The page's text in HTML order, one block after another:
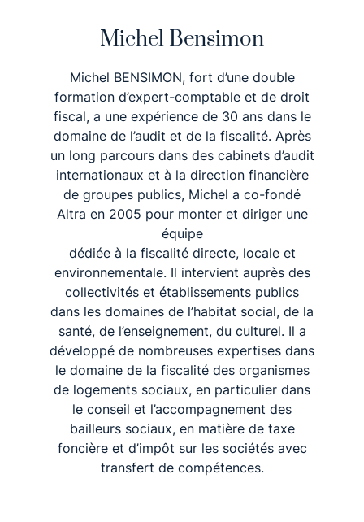
formation d’expert-comptable et de droit
domaine de l’audit et de la fiscalité. Après
un long parcours dans des cabinets d’audit
internationaux et à la direction financière
de groupes publics, Michel a co-fondé
Altra en 2005 pour monter et diriger une
équipe
dédiée à la fiscalité directe, locale et
environnementale. Il intervient auprès des
collectivités et établissements publics
dans les domaines de l’habitat social, de la
santé, de l’enseignement, du culturel. Il a
développé de nombreuses expertises dans
le domaine de la fiscalité des organismes
de logements sociaux, en particulier dans
le conseil et l’accompagnement des
bailleurs sociaux, en matière de taxe
foncière et d’impôt sur les sociétés avec
transfert de compétences.